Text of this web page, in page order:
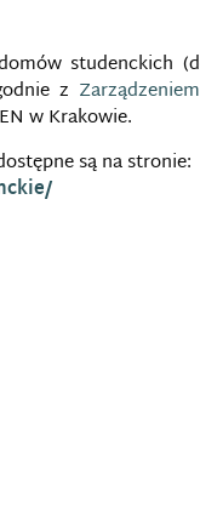
studenckich
z
w Krakowie.
są na stronie: